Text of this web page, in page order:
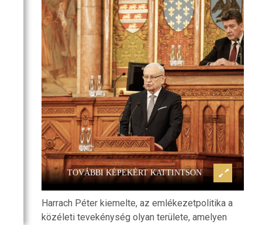
PROGRAM
TOVÁBBI KÉPEKÉRT KATTINTSON
hogy
Harrach Péter: minden
szüksége van emlékezésre,
megtalálja a gyökereit
Harrach Péter kiemelte, az emlékezetpolitika a
közéleti tevekénység olyan területe, amelyen